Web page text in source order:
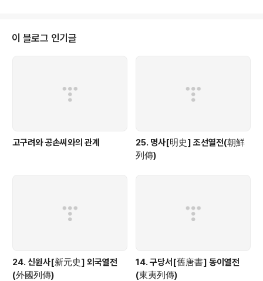
이 블로그 인기글
고구려와 공손씨와의 관계
25. 명사[明史] 조선열전(朝鮮
列傳)
24. 신원사[新元史] 외국열전
(外國列傳)
14. 구당서[舊唐書] 동이열전
(東夷列傳)